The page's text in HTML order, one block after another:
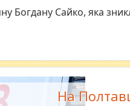
Богдану Сайко, яка
На